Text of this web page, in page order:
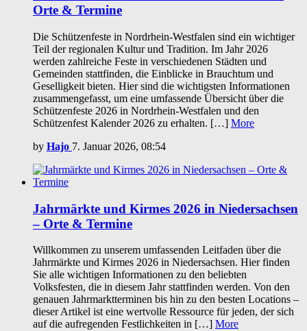
Orte & Termine
Die Schützenfeste in Nordrhein-Westfalen sind ein wichtiger
Teil der regionalen Kultur und Tradition. Im Jahr 2026
werden zahlreiche Feste in verschiedenen Städten und
Gemeinden stattfinden, die Einblicke in Brauchtum und
Geselligkeit bieten. Hier sind die wichtigsten Informationen
zusammengefasst, um eine umfassende Übersicht über die
Schützenfeste 2026 in Nordrhein-Westfalen und den
Schützenfest Kalender 2026 zu erhalten. […] More
by Hajo 7. Januar 2026, 08:54
Jahrmärkte und Kirmes 2026 in Niedersachsen
– Orte & Termine
Willkommen zu unserem umfassenden Leitfaden über die
Jahrmärkte und Kirmes 2026 in Niedersachsen. Hier finden
Sie alle wichtigen Informationen zu den beliebten
Volksfesten, die in diesem Jahr stattfinden werden. Von den
genauen Jahrmarktterminen bis hin zu den besten Locations –
dieser Artikel ist eine wertvolle Ressource für jeden, der sich
auf die aufregenden Festlichkeiten in […] More